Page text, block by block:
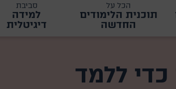
הכל על
תוכנית הלימודים
החדשה
סביבת
למידה
דיגיטלית
ללמד